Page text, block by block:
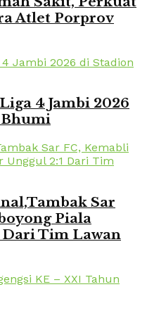
Atlet Porprov
4 Jambi 2026
Bhumi
Sar
Piala
Dari Tim Lawan